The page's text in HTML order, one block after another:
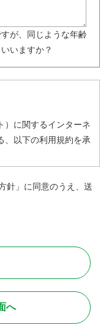
が、同じような年齢
いますか？
）に関するインターネ
、以下の利用規約を承
された他サイト、また
規約では網羅できな
ーザが法令に則って安
以下に定める行為を禁
針」に同意のうえ、送